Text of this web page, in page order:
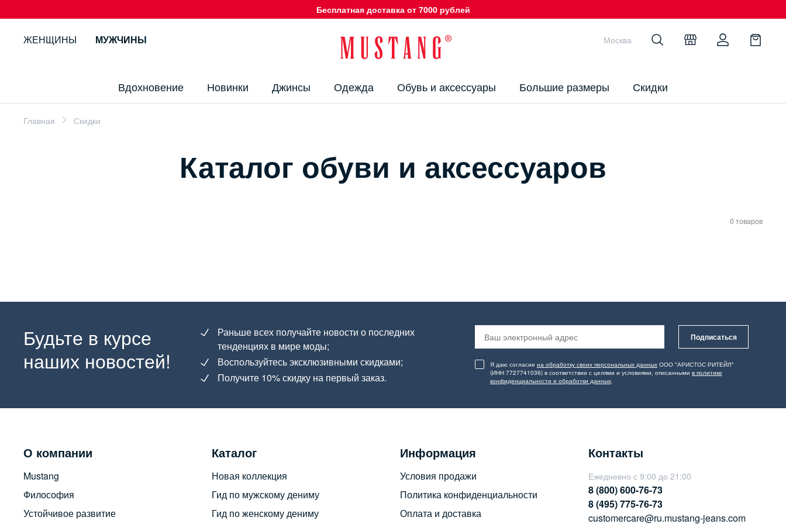
Бесплатная доставка от 7000 рублей
ЖЕНЩИНЫ МУЖЧИНЫ
Вдохновение Новинки Джинсы Одежда Обувь и аксессуары Большие размеры Скидки
Москва
Главная Скидки
Каталог обуви и аксессуаров
0 товаров
Будьте в курсе
наших новостей!
Раньше всех получайте новости о последних
тенденциях в мире моды;
Воспользуйтесь эксклюзивными скидками;
Получите 10% скидку на первый заказ.
Подписаться
Я даю согласие на обработку своих персональных данныхООО "АРИСТОС РИТЕЙЛ"
(ИНН 7727741036) в соответствии с целями и условиями, описанными в политике
конфиденциальности и обработки данных.
О компании
Mustang
Философия
Устойчивое развитие
Каталог
Новая коллекция
Гид по мужскому дениму
Гид по женскому дениму
Информация
Условия продажи
Политика конфиденциальности
Оплата и доставка
Контакты
Ежедневно с 9:00 до 21:00
8 (800) 600-76-73
8 (495) 775-76-73
customercare@ru.mustang-jeans.com